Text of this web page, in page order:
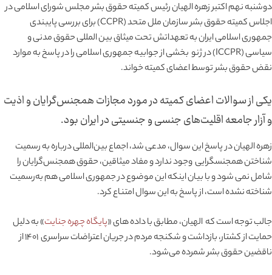
دوشنبه نهم اکتبر زهره الهیان رئیس کمیته حقوق بشر مجلس شورای اسلامی در
اجلاس کمیته حقوق بشر سازمان ملل متحد (CCPR) برای بررسی پایبندی
جمهوری اسلامی ایران به تعهداتش تحت میثاق بین المللی حقوق مدنی و
سیاسی (ICCPR) در ژنو بخشی از جوابیه جمهوری اسلامی را در پاسخ به موارد
نقض حقوق بشر توسط اعضای کمیته خواند.
یکی از سوالات اعضای کمیته در مورد مجازات همجنس‌گرایان و اذیت
و آزار جامعه اقلیت‌های جنسی و جنسیتی در ایران بود.
زهره الهیان در پاسخ این سوال، مدعی شد، اجماع بین‌المللی درباره به رسمیت
شناختن همجنسگرایی وجود ندارد و مفاد میثاقین، حقوق همجنس‌گرایان را
شامل نمی شود و با بیان اینکه این موضوع در جمهوری اسلامی هم به‌رسمیت
شناخته نشده است، از پاسخ به این سوال امتناع کرد.
جالب توجه است که الهیان، مطابق با داده های «پایگاه چهره جنایت» به دلیل
حمایت از کشتار، بازداشت و شکنجه مردم در جریان اعتراضات سراسری ۱۴۰۱ از
ناقضین حقوق بشر شمرده می‌شود.